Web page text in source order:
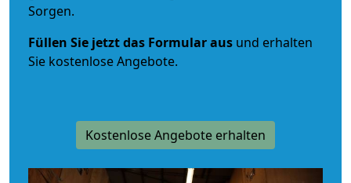
Sorgen.
Füllen Sie jetzt das Formular aus und erhalten
Sie kostenlose Angebote.
Kostenlose Angebote erhalten